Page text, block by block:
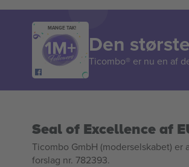
MANGE TAK!
Den
Ticombo® er nu en af
Seal of Excellence af
Ticombo GmbH (moderselskabet)
forslag nr. 782393.